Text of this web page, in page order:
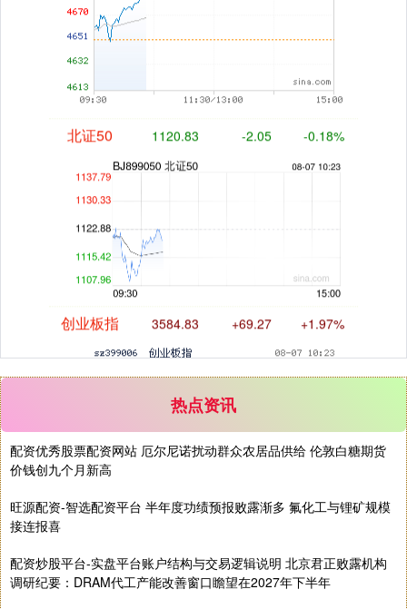
创业板指 +1.97%
热点资讯
配资优秀股票配资网站 厄尔尼诺扰动群众农居品供给 伦敦白糖期货
价钱创九个月新高
旺源配资-智选配资平台 半年度功绩预报败露渐多 氟化工与锂矿规模
接连报喜
配资炒股平台-实盘平台账户结构与交易逻辑说明 北京君正败露机构
调研纪要：DRAM代工产能改善窗口瞻望在2027年下半年